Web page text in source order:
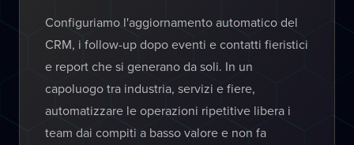
Configuriamo l'aggiornamento automatico del
CRM, i follow-up dopo eventi e contatti fieristici
e report che si generano da soli. In un
capoluogo tra industria, servizi e fiere,
automatizzare le operazioni ripetitive libera i
team dai compiti a basso valore e non fa